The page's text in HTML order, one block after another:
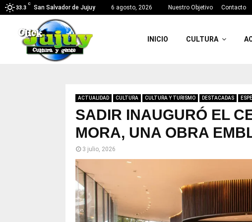
33.3
C
San Salvador de Jujuy 6 agosto, 2026 Nuestro Objetivo Contacto
INICIO CULTURA
ACTUALIDAD CULTURA CULTURA Y TURISMO DESTACADAS
SADIR INAUGURÓ EL
MORA, UNA OBRA
3 julio, 2026